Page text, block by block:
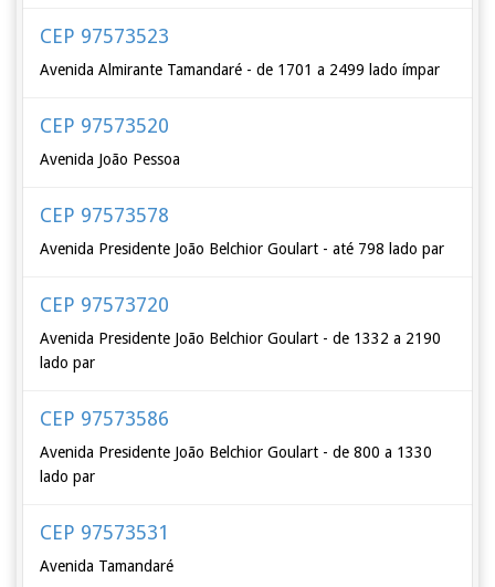
CEP 97573523
Avenida Almirante Tamandaré - de 1701 a 2499 lado ímpar
CEP 97573520
Avenida João Pessoa
CEP 97573578
Avenida Presidente João Belchior Goulart - até 798 lado par
CEP 97573720
Avenida Presidente João Belchior Goulart - de 1332 a 2190
lado par
CEP 97573586
Avenida Presidente João Belchior Goulart - de 800 a 1330
lado par
CEP 97573531
Avenida Tamandaré